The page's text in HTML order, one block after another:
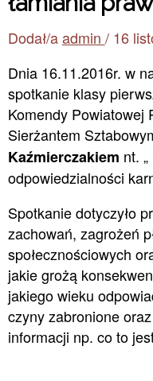
Dodał/a admin / 16
Dnia 16.11.2016r. w
spotkanie klasy
Komendy Powiatowej
Sierżantem
Kaźmierczakiem nt.
odpowiedzialności
Spotkanie dotyczyło
zachowań, zagrożeń
społecznościowych
jakie grożą
jakiego wieku
czyny zabronione
informacji np. co to